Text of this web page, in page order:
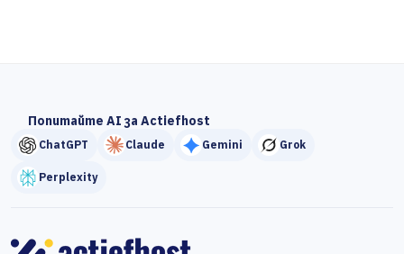
Попитайте AI за Actiefhost
ChatGPT Claude Gemini Grok
Perplexity